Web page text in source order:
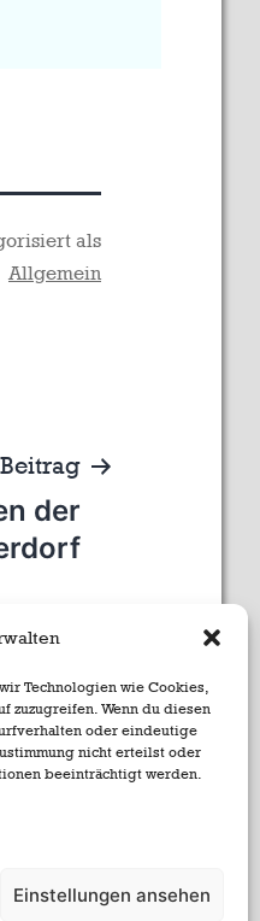
Technologien wie Cookies,
zuzugreifen. Wenn du diesen
oder eindeutige
nicht erteilst oder
beeinträchtigt werden.
Einstellungen ansehen
als
Allgemein
der